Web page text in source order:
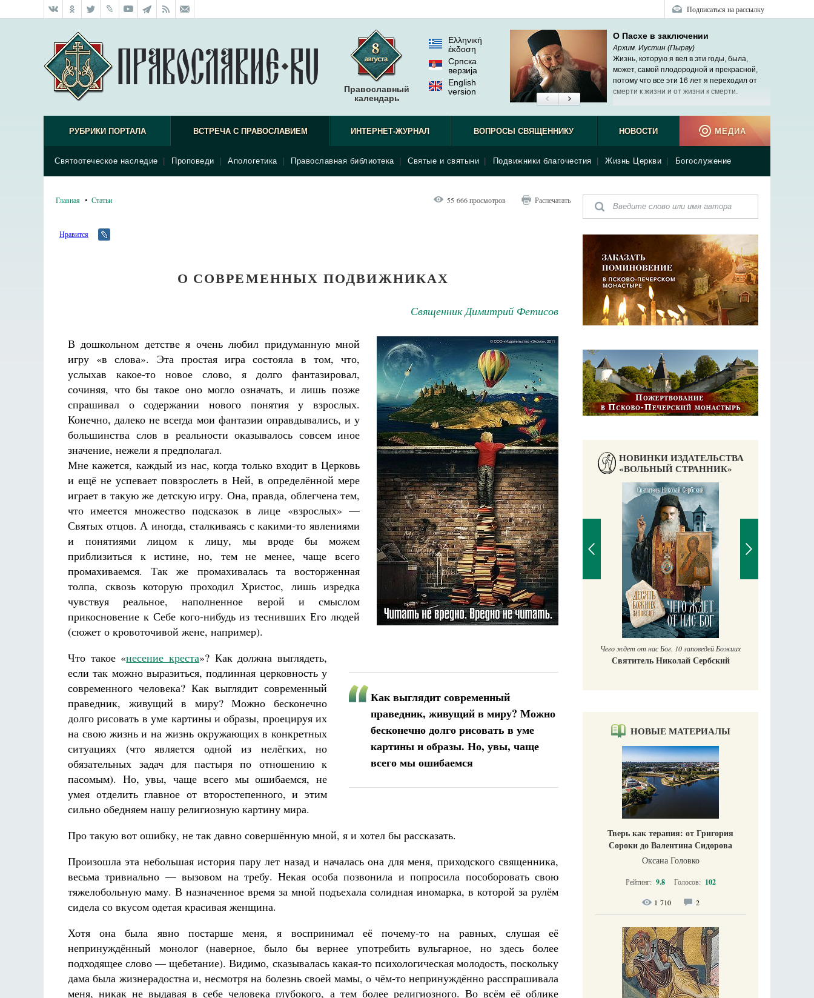
Подписаться на рассылку
Православный
календарь
Ελληνική
έκδοση
Српска
верзиjа
English
version
О Пасхе в заключении
Архим. Иустин (Пырву)
Жизнь, которую я вел в эти годы, была,
может, самой плодородной и прекрасной,
потому что все эти 16 лет я переходил от
смерти к жизни и от жизни к смерти.
РУБРИКИ ПОРТАЛА ВСТРЕЧА С ПРАВОСЛАВИЕМ
Святоотеческое наследие Проповеди Апологетика Православная библиотека Святые и святыни Подвижники благочестия Жизнь Церкви Богослужение
ИНТЕРНЕТ-ЖУРНАЛ ВОПРОСЫ СВЯЩЕННИКУ НОВОСТИ МЕДИА
Главная Статьи 55 666 просмотров Распечатать
Нравится
О СОВРЕМЕННЫХ ПОДВИЖНИКАХ
Священник Димитрий Фетисов
В дошкольном детстве я очень любил придуманную мной
игру «в слова». Эта простая игра состояла в том, что,
услыхав какое-то новое слово, я долго фантазировал,
сочиняя, что бы такое оно могло означать, и лишь позже
спрашивал о содержании нового понятия у взрослых.
Конечно, далеко не всегда мои фантазии оправдывались, и у
большинства слов в реальности оказывалось совсем иное
значение, нежели я предполагал.
Мне кажется, каждый из нас, когда только входит в Церковь
и ещё не успевает повзрослеть в Ней, в определённой мере
играет в такую же детскую игру. Она, правда, облегчена тем,
что имеется множество подсказок в лице «взрослых» —
Святых отцов. А иногда, сталкиваясь с какими-то явлениями
и понятиями лицом к лицу, мы вроде бы можем
приблизиться к истине, но, тем не менее, чаще всего
промахиваемся. Так же промахивалась та восторженная
толпа, сквозь которую проходил Христос, лишь изредка
чувствуя реальное, наполненное верой и смыслом
прикосновение к Себе кого-нибудь из теснивших Его людей
(сюжет о кровоточивой жене, например).
Как выглядит современный
праведник, живущий в миру? Можно
бесконечно долго рисовать в уме
картины и образы. Но, увы, чаще
всего мы ошибаемся
Что такое «несение креста»? Как должна выглядеть,
если так можно выразиться, подлинная церковность у
современного человека? Как выглядит современный
праведник, живущий в миру? Можно бесконечно
долго рисовать в уме картины и образы, проецируя их
на свою жизнь и на жизнь окружающих в конкретных
ситуациях (что является одной из нелёгких, но
обязательных задач для пастыря по отношению к
пасомым). Но, увы, чаще всего мы ошибаемся, не
умея отделить главное от второстепенного, и этим
сильно обедняем нашу религиозную картину мира.
Про такую вот ошибку, не так давно совершённую мной, я и хотел бы рассказать.
Произошла эта небольшая история пару лет назад и началась она для меня, приходского священника,
весьма тривиально — вызовом на требу. Некая особа позвонила и попросила пособоровать свою
тяжелобольную маму. В назначенное время за мной подъехала солидная иномарка, в которой за рулём
сидела со вкусом одетая красивая женщина.
Хотя она была явно постарше меня, я воспринимал её почему-то на равных, слушая её
непринуждённый монолог (наверное, было бы вернее употребить вульгарное, но здесь более
подходящее слово — щебетание). Видимо, сказывалась какая-то психологическая молодость, поскольку
дама была жизнерадостна и, несмотря на болезнь своей мамы, о чём-то непринуждённо расспрашивала
меня, никак не выдавая в себе человека глубокого, а тем более религиозного. Во всём её облике
НОВИНКИ ИЗДАТЕЛЬСТВА
«ВОЛЬНЫЙ СТРАННИК»
Разлуки не будет
Кирилл Мурышев
Великомученик Георгий Победоносец. Научись у
Чего ждет от нас Бог. 10 заповедей Божиих
Святитель Николай Сербский
НОВЫЕ МАТЕРИАЛЫ
Тверь как терапия: от Григория
Сороки до Валентина Сидорова
Оксана Головко
Рейтинг: 9.8 Голосов: 102
1 710 2